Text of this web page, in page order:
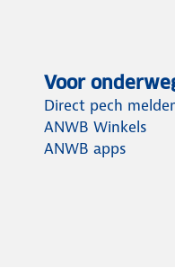
Voor
Direct pech
ANWB Winkels
ANWB apps